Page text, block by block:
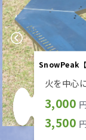
Previous
SnowPeak【
火を中心
3,000
3,500